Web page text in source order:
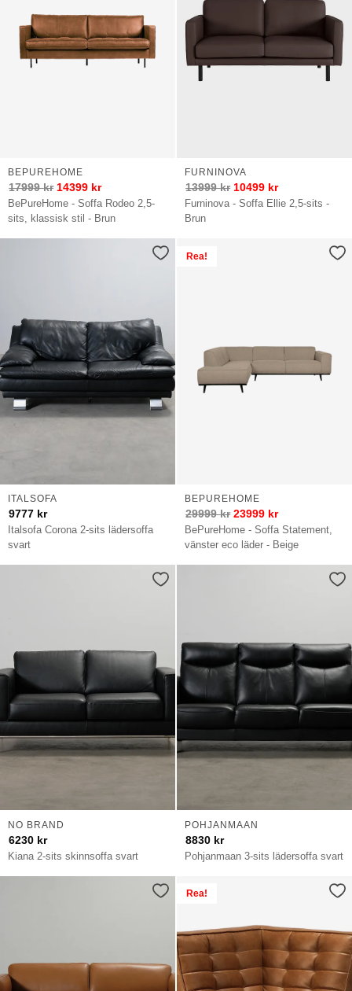
BePureHome - Soffa Rodeo 2,5-
sits, klassisk stil - Brun
BEPUREHOME
17999kr 14399 kr
Furninova - Soffa Ellie 2,5-sits -
Brun
FURNINOVA
13999kr 10499 kr
Italsofa Corona 2-sits lädersoffa
svart
ITALSOFA
9777 kr
Rea!
BePureHome - Soffa Statement,
vänster eco läder - Beige
BEPUREHOME
29999kr 23999 kr
Kiana 2-sits skinnsoffa svart
NO BRAND
6230 kr
Pohjanmaan 3-sits lädersoffa svart
POHJANMAAN
8830 kr
Rea!